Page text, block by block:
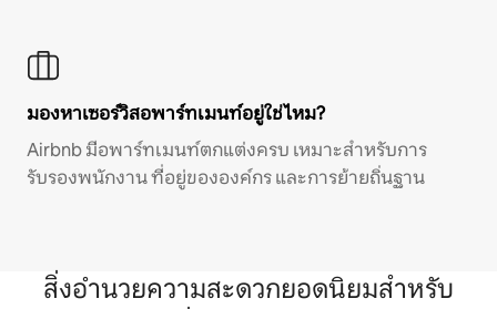
มองหาเซอร์วิสอพาร์ทเมนท์อยู่ใช่ไหม?
Airbnb มีอพาร์ทเมนท์ตกแต่งครบ เหมาะสำหรับการ
รับรองพนักงาน ที่อยู่ขององค์กร และการย้ายถิ่นฐาน
สิ่งอำนวยความสะดวกยอดนิยมสำหรับ